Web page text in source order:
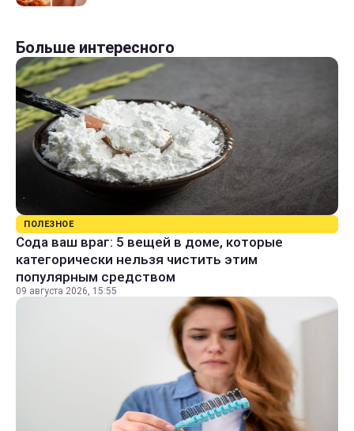
Больше интересного
ПОЛЕЗНОЕ
Сода ваш враг: 5 вещей в доме, которые
категорически нельзя чистить этим
популярным средством
09 августа 2026, 15:55